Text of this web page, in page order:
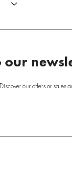
our
our offers or sales